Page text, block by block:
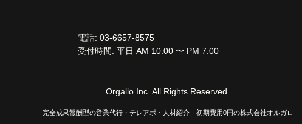
電話: 03-6657-8575
受付時間: 平日 AM 10:00 〜 PM 7:00
Orgallo Inc. All Rights Reserved.
完全成果報酬型の営業代行・テレアポ・人材紹介｜初期費用0円の株式会社オルガロ